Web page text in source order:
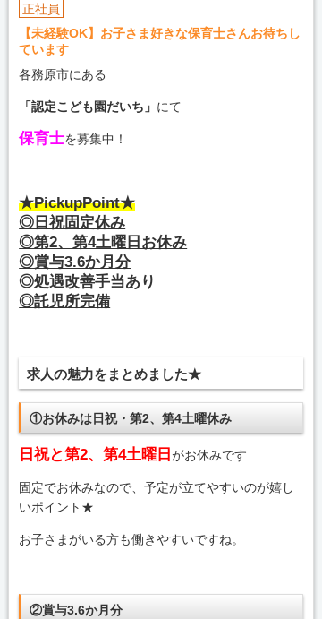
正社員
【未経験OK】お子さま好きな保育士さんお待ちし
ています
各務原市にある
「認定こども園だいち」 にて
保育士を募集中！
★PickupPoint★
◎日祝固定休み
◎第2、第4土曜日お休み
◎賞与3.6か月分
◎処遇改善手当あり
◎託児所完備
求人の魅力をまとめました★
①お休みは日祝・第2、第4土曜休み
日祝と第2、第4土曜日がお休みです
固定でお休みなので、予定が立てやすいのが嬉し
いポイント★
お子さまがいる方も働きやすいですね。
②賞与3.6か月分